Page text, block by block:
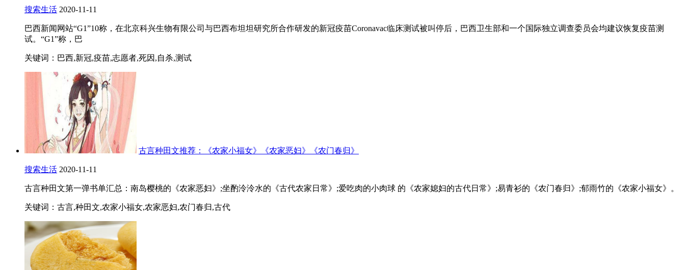
搜索生活 2020-11-11
巴西新闻网站“G1”10称，在北京科兴生物有限公司与巴西布坦坦研究所合作研发的新冠疫苗Coronavac临床测试被叫停后，巴西卫生部和一个国际独立调查委员会均建议恢复疫苗测
试。“G1”称，巴
关键词：巴西,新冠,疫苗,志愿者,死因,自杀,测试
古言种田文推荐：《农家小福女》《农家恶妇》《农门春归》
搜索生活 2020-11-11
古言种田文第一弹书单汇总：南岛樱桃的《农家恶妇》;坐酌泠泠水的《古代农家日常》;爱吃肉的小肉球 的《农家媳妇的古代日常》;易青衫的《农门春归》;郁雨竹的《农家小福女》。
关键词：古言,种田文,农家小福女,农家恶妇,农门春归,古代